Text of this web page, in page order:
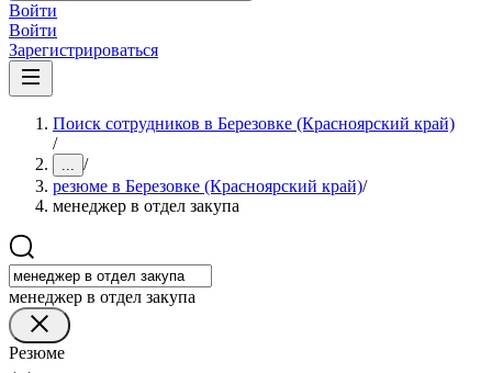
Войти
Войти
Зарегистрироваться
Поиск сотрудников в Березовке (Красноярский край)
/
... /
резюме в Березовке (Красноярский край)/
менеджер в отдел закупа
менеджер в отдел закупа
Резюме